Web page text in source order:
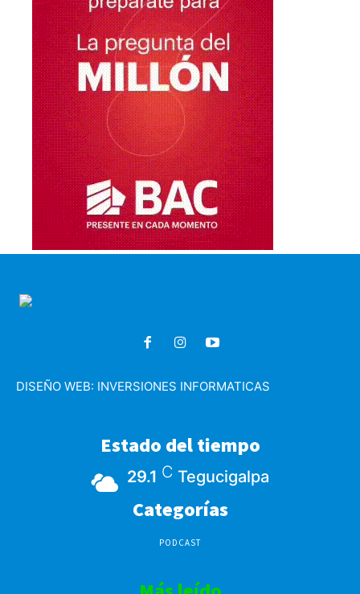
DISEÑO WEB: INVERSIONES INFORMATICAS
Estado del tiempo
29.1 C Tegucigalpa
Categorías
PODCAST